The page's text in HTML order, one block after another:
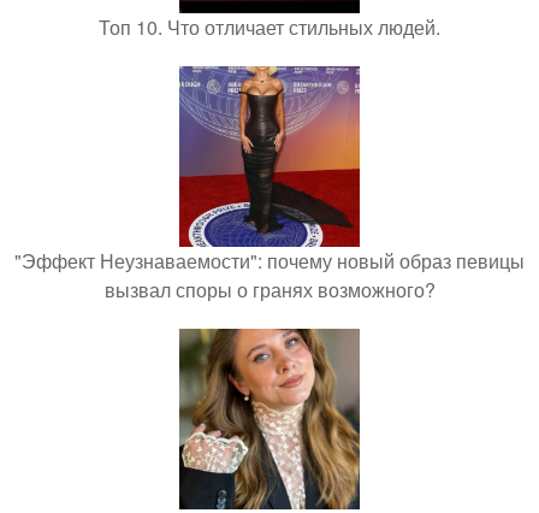
Топ 10. Что отличает стильных людей.
"Эффект Неузнаваемости": почему новый образ певицы
вызвал споры о гранях возможного?